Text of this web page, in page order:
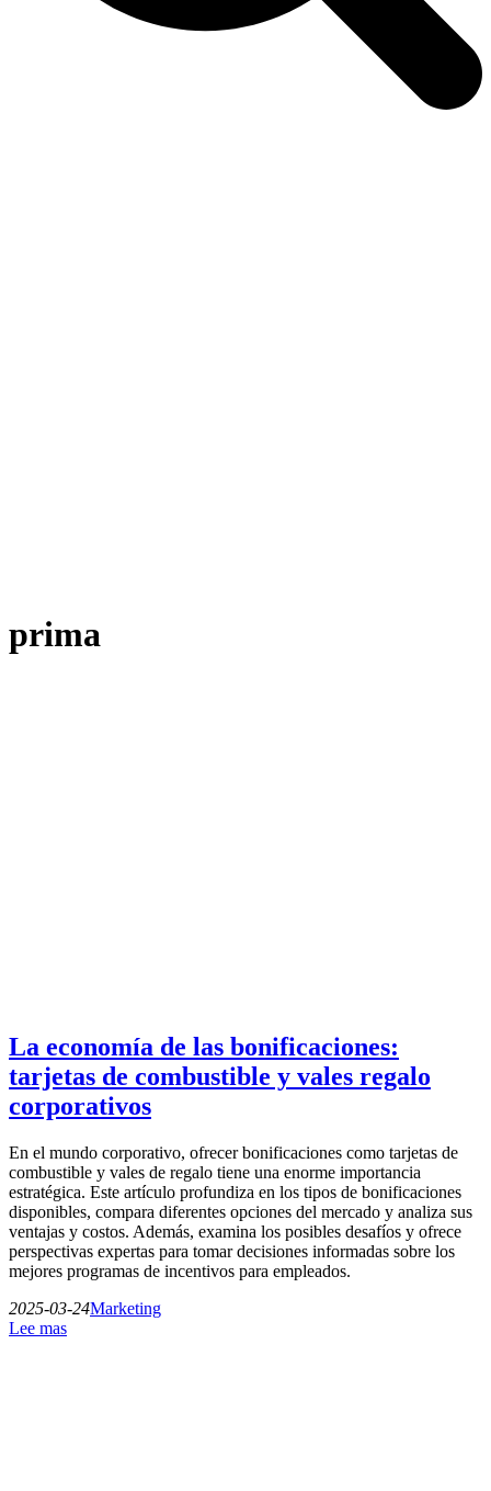
prima
La economía de las bonificaciones:
tarjetas de combustible y vales regalo
corporativos
En el mundo corporativo, ofrecer bonificaciones como tarjetas de
combustible y vales de regalo tiene una enorme importancia
estratégica. Este artículo profundiza en los tipos de bonificaciones
disponibles, compara diferentes opciones del mercado y analiza sus
ventajas y costos. Además, examina los posibles desafíos y ofrece
perspectivas expertas para tomar decisiones informadas sobre los
mejores programas de incentivos para empleados.
2025-03-24Marketing
Lee mas